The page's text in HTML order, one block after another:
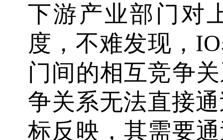
下游产业部门对
度，不难发现，
门间的相互竞争
争关系无法直接
标反映，其需要